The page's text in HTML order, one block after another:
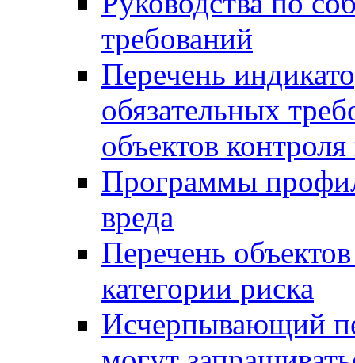
требований
Перечень
обязательных
объектов
Программы
вреда
Перечень
категории риска
Исчерпывающий